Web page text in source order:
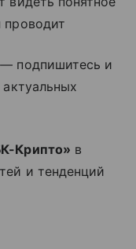
проводит
— подпишитесь и
Крипто» в
и тенденций